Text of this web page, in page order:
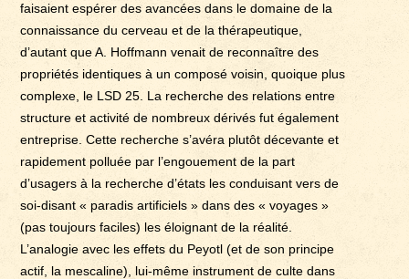
faisaient espérer des avancées dans le domaine de la
connaissance du cerveau et de la thérapeutique,
d’autant que A. Hoffmann venait de reconnaître des
propriétés identiques à un composé voisin, quoique plus
complexe, le LSD 25. La recherche des relations entre
structure et activité de nombreux dérivés fut également
entreprise. Cette recherche s’avéra plutôt décevante et
rapidement polluée par l’engouement de la part
d’usagers à la recherche d’états les conduisant vers de
soi-disant « paradis artificiels » dans des « voyages »
(pas toujours faciles) les éloignant de la réalité.
L’analogie avec les effets du Peyotl (et de son principe
actif, la mescaline), lui-même instrument de culte dans